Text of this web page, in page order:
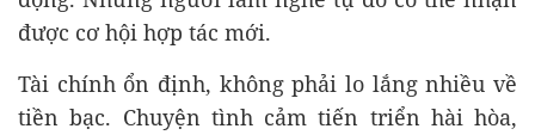
được cơ hội hợp tác mới.
Tài chính ổn định, không phải lo lắng nhiều về
tiền bạc. Chuyện tình cảm tiến triển hài hòa,